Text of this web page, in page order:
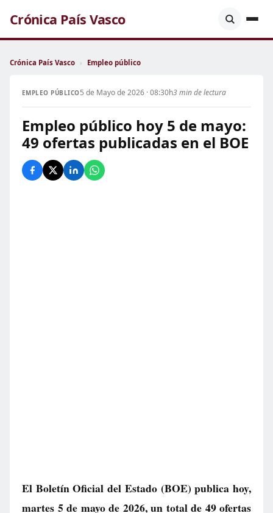
Crónica País Vasco
Crónica País Vasco › Empleo público
EMPLEO PÚBLICO5 de Mayo de 2026 · 08:30h3 min de lectura
Empleo público hoy 5 de mayo:
49 ofertas publicadas en el BOE
El Boletín Oficial del Estado (BOE) publica hoy,
martes 5 de mayo de 2026, un total de 49 ofertas